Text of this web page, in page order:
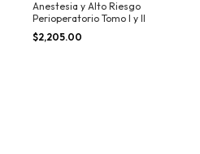
Anestesia y Alto Riesgo
Perioperatorio Tomo I y II
$2,205.00